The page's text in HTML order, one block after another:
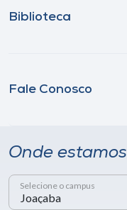
Biblioteca
Fale Conosco
Onde estamos
Selecione o campus